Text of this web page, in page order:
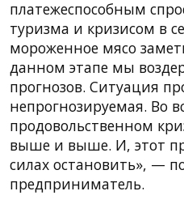
платежеспособным
туризма и кризисом в
мороженное мясо
данном этапе мы
прогнозов. Ситуация
непрогнозируемая. Во
продовольственном
выше и выше. И, этот
силах остановить», —
предприниматель.